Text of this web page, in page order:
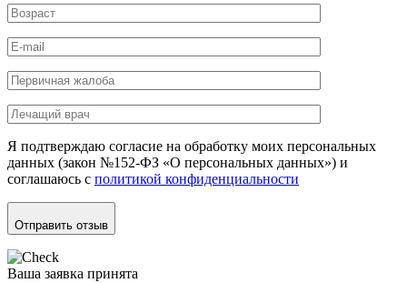
Я подтверждаю согласие на обработку моих персональных
данных (закон №152-ФЗ «О персональных данных») и
соглашаюсь с политикой конфиденциальности
Отправить отзыв
Ваша заявка принята